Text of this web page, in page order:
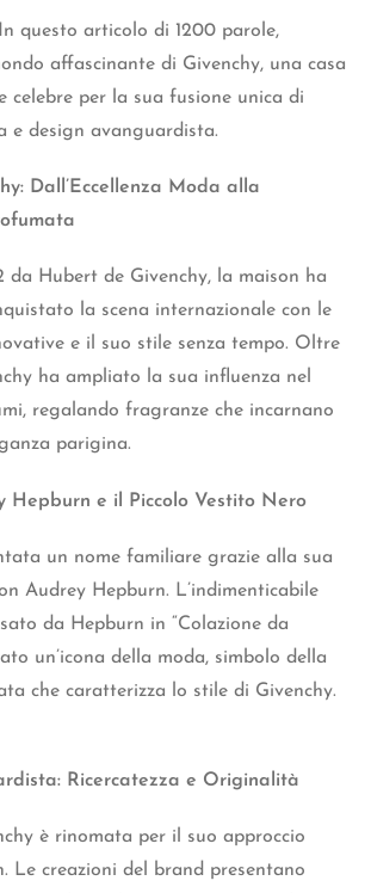
In questo articolo di 1200 parole,
affascinante di Givenchy, una casa
celebre per la sua fusione unica di
e design avanguardista.
Dall’Eccellenza Moda alla
da Hubert de Givenchy, la maison ha
la scena internazionale con le
e il suo stile senza tempo. Oltre
ha ampliato la sua influenza nel
regalando fragranze che incarnano
parigina.
Hepburn e il Piccolo Vestito Nero
un nome familiare grazie alla sua
Audrey Hepburn. L’indimenticabile
da Hepburn in “Colazione da
un’icona della moda, simbolo della
che caratterizza lo stile di Givenchy.
Ricercatezza e Originalità
è rinomata per il suo approccio
Le creazioni del brand presentano